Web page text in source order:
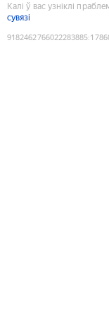
Калі ў вас узніклі
сувязі
9182462766022283885: